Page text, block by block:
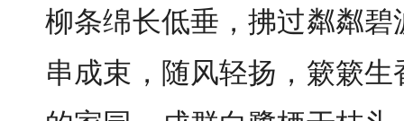
柳条绵长低垂，拂过粼粼
串成束，随风轻扬，簌簌